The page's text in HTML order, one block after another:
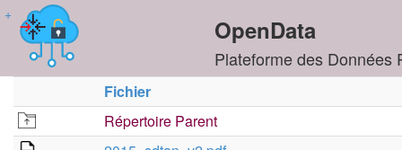
+
OpenData
Plateforme des Données
Fichier
Répertoire Parent